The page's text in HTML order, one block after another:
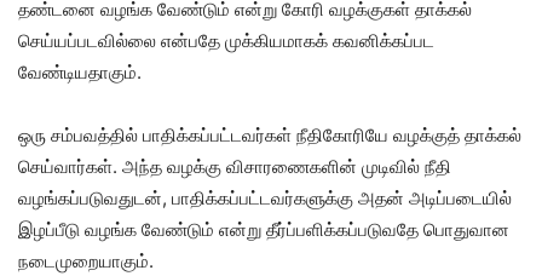
தண்டனை வழங்க வேண்டும் என்று கோரி வழக்குகள் தாக்கல்
செய்யப்படவில்லை என்பதே முக்கியமாகக் கவனிக்கப்பட
வேண்டியதாகும்.
ஒரு சம்பவத்தில் பாதிக்கப்பட்டவர்கள் நீதிகோரியே வழக்குத் தாக்கல்
செய்வார்கள். அந்த வழக்கு விசாரணைகளின் முடிவில் நீதி
வழங்கப்படுவதுடன், பாதிக்கப்பட்டவர்களுக்கு அதன் அடிப்படையில்
இழப்பீடு வழங்க வேண்டும் என்று தீர்ப்பளிக்கப்படுவதே பொதுவான
நடைமுறையாகும்.